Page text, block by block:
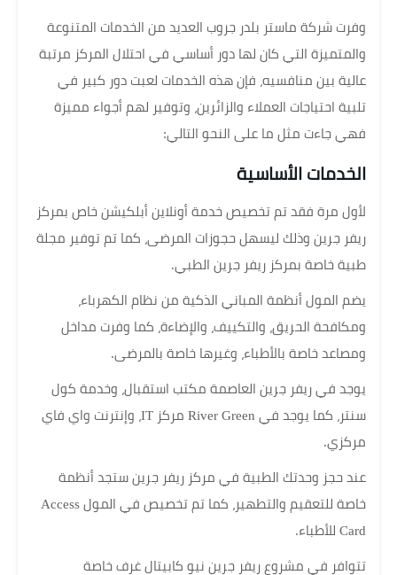
وفرت شركة ماستر بلدر جروب العديد من الخدمات المتنوعة
والمتميزة التي كان لها دور أساسي في احتلال المركز مرتبة
عالية بين منافسيه، فإن هذه الخدمات لعبت دور كبير في
تلبية احتياجات العملاء والزائرين، وتوفير لهم أجواء مميزة
فهي جاءت مثل ما على النحو التالي:
الخدمات الأساسية
لأول مرة فقد تم تخصيص خدمة أونلاين أبلكيشن خاص بمركز
ريفر جرين وذلك ليسهل حجوزات المرضى، كما تم توفير مجلة
طبية خاصة بمركز ريفر جرين الطبي.
يضم المول أنظمة المباني الذكية من نظام الكهرباء،
ومكافحة الحريق، والتكييف، والإضاءة، كما وفرت مداخل
ومصاعد خاصة بالأطباء، وغيرها خاصة بالمرضى.
يوجد في ريفر جرين العاصمة مكتب استقبال، وخدمة كول
سنتر، كما يوجد في River Green مركز IT، وإنترنت واي فاي
مركزي.
عند حجز وحدتك الطبية في مركز ريفر جرين ستجد أنظمة
خاصة للتعقيم والتطهير، كما تم تخصيص في المول Access
Card للأطباء.
تتوافر في مشروع ريفر جرين نيو كابيتال غرف خاصة